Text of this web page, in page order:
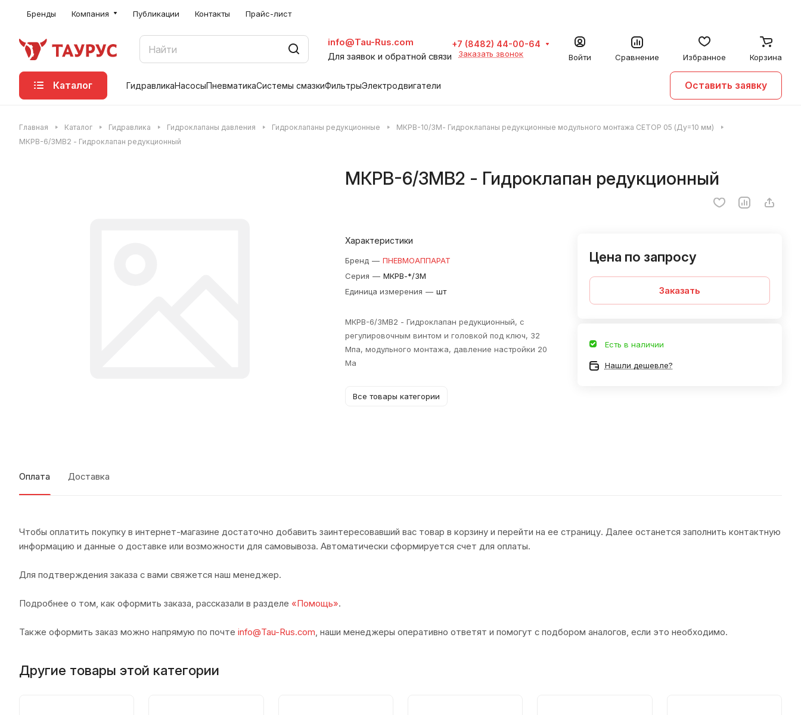
Бренды Компания Публикации Контакты Прайс-лист
info@Tau-Rus.com
Для заявок и обратной связи
+7 (8482) 44-00-64
Заказать звонок Войти Сравнение Избранное Корзина
Каталог ГидравликаНасосыПневматикаСистемы смазкиФильтрыЭлектродвигатели Оставить заявку
Главная Каталог Гидравлика Гидроклапаны давления Гидроклапаны редукционные
МКРВ-10/3М- Гидроклапаны редукционные модульного монтажа CETOP 05 (Ду=10 мм)
МКРВ-6/3МВ2 - Гидроклапан редукционный
МКРВ-6/3МВ2 - Гидроклапан редукционный
Характеристики
Бренд — ПНЕВМОАППАРАТ
Серия — МКРВ-*/3М
Единица измерения — шт
МКРВ-6/3МВ2 - Гидроклапан редукционный, с
регулировочным винтом и головкой под ключ, 32
Мпа, модульного монтажа, давление настройки 20
Ма
Все товары категории
Цена по запросу
Заказать
Есть в наличии
Нашли дешевле?
Оплата Доставка
Чтобы оплатить покупку в интернет-магазине достаточно добавить заинтересовавший вас товар в корзину и перейти на ее страницу. Далее останется заполнить контактную
информацию и данные о доставке или возможности для самовывоза. Автоматически сформируется счет для оплаты.
Для подтверждения заказа с вами свяжется наш менеджер.
Подробнее о том, как оформить заказа, рассказали в разделе «Помощь».
Также оформить заказ можно напрямую по почте info@Tau-Rus.com, наши менеджеры оперативно ответят и помогут с подбором аналогов, если это необходимо.
Другие товары этой категории